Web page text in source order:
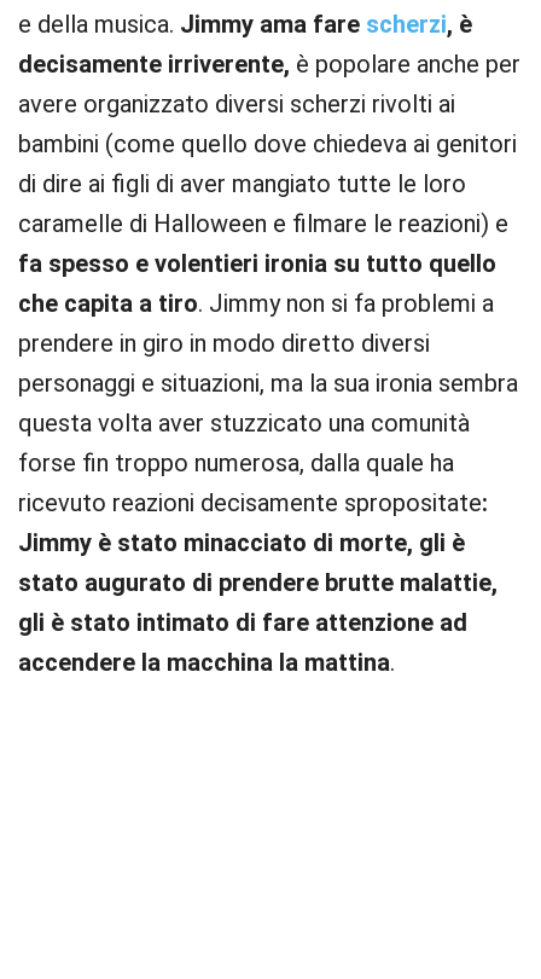
e della musica. Jimmy ama fare scherzi, è
decisamente irriverente, è popolare anche per
avere organizzato diversi scherzi rivolti ai
bambini (come quello dove chiedeva ai genitori
di dire ai figli di aver mangiato tutte le loro
caramelle di Halloween e filmare le reazioni) e
fa spesso e volentieri ironia su tutto quello
che capita a tiro. Jimmy non si fa problemi a
prendere in giro in modo diretto diversi
personaggi e situazioni, ma la sua ironia sembra
questa volta aver stuzzicato una comunità
forse fin troppo numerosa, dalla quale ha
ricevuto reazioni decisamente spropositate:
Jimmy è stato minacciato di morte, gli è
stato augurato di prendere brutte malattie,
gli è stato intimato di fare attenzione ad
accendere la macchina la mattina.